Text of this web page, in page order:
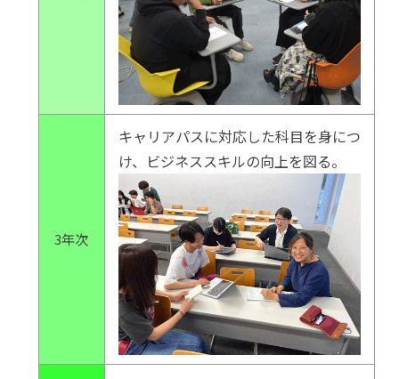
3年次
キャリアパスに対応した科目を身につ
け、ビジネススキルの向上を図る。